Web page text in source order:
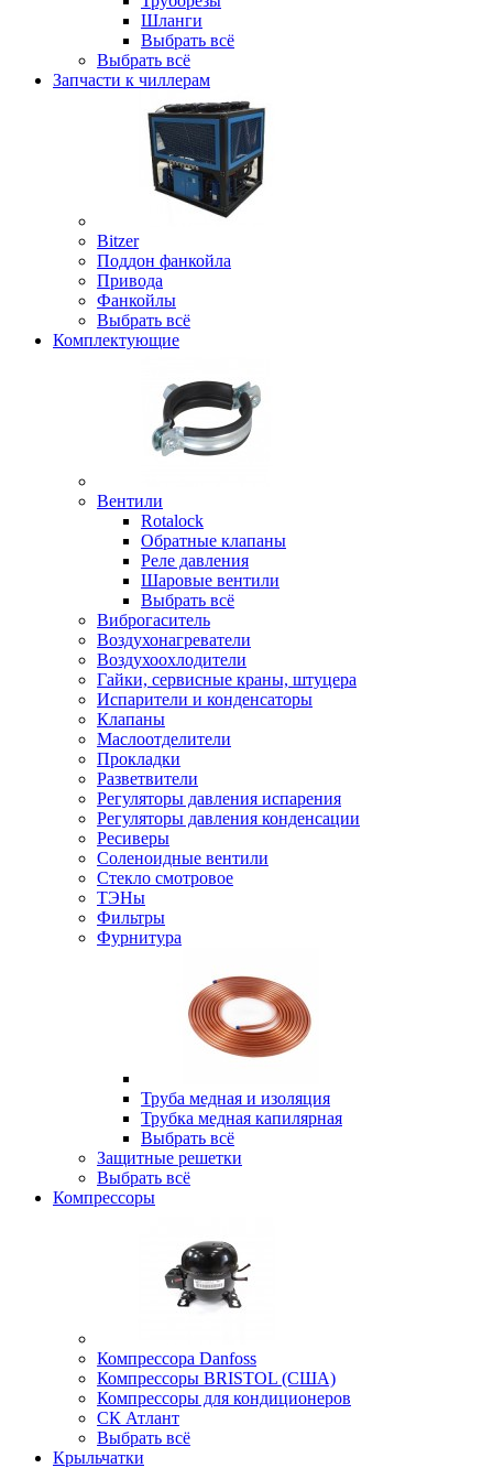
Шланги
Выбрать всё
Выбрать всё
Запчасти к чиллерам
Bitzer
Поддон фанкойла
Привода
Фанкойлы
Выбрать всё
Комплектующие
Вентили
Rotalock
Обратные клапаны
Реле давления
Шаровые вентили
Выбрать всё
Виброгаситель
Воздухонагреватели
Воздухоохлодители
Гайки, сервисные краны, штуцера
Испарители и конденсаторы
Клапаны
Маслоотделители
Прокладки
Разветвители
Регуляторы давления испарения
Регуляторы давления конденсации
Ресиверы
Соленоидные вентили
Стекло смотровое
ТЭНы
Фильтры
Фурнитура
Труба медная и изоляция
Трубка медная капилярная
Выбрать всё
Защитные решетки
Выбрать всё
Компрессоры
Компрессора Danfoss
Компрессоры BRISTOL (США)
Компрессоры для кондиционеров
СК Атлант
Выбрать всё
Крыльчатки